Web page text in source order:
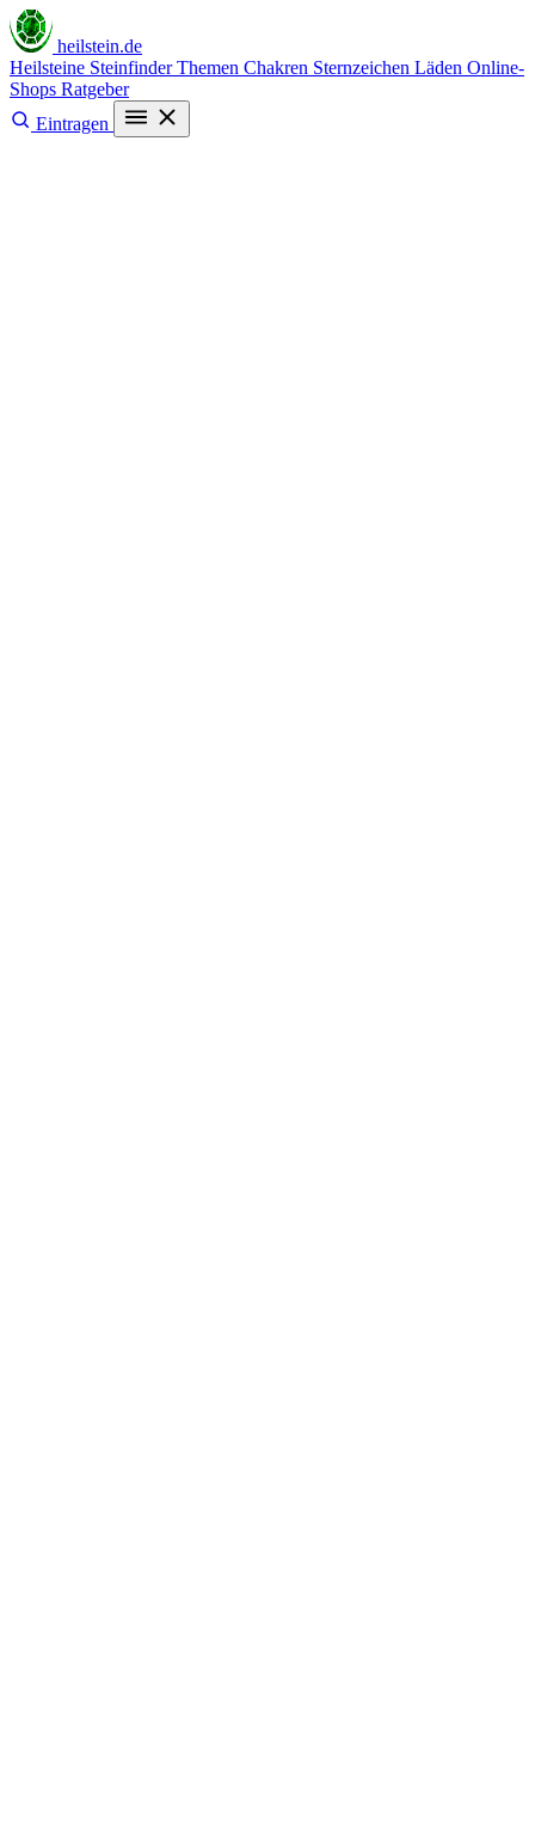
heilstein.de
Heilsteine SteinfinderThemen Chakren Sternzeichen Läden Online-
Shops Ratgeber
Eintragen